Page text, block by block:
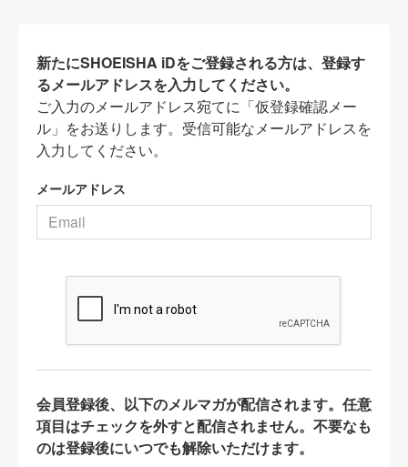
新たにSHOEISHA iDをご登録される方は、登録す
るメールアドレスを入力してください。
ご入力のメールアドレス宛てに「仮登録確認メー
ル」をお送りします。受信可能なメールアドレスを
入力してください。
メールアドレス
会員登録後、以下のメルマガが配信されます。任意
項目はチェックを外すと配信されません。不要なも
のは登録後にいつでも解除いただけます。